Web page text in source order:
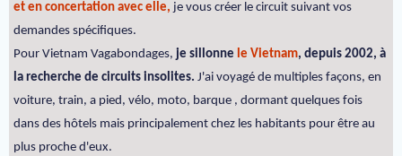
et en concertation avec elle, je vous créer le circuit suivant vos
demandes spécifiques.
Pour Vietnam Vagabondages, je sillonne le Vietnam, depuis 2002, à
la recherche de circuits insolites. J'ai voyagé de multiples façons, en
voiture, train, a pied, vélo, moto, barque , dormant quelques fois
dans des hôtels mais principalement chez les habitants pour être au
plus proche d'eux.